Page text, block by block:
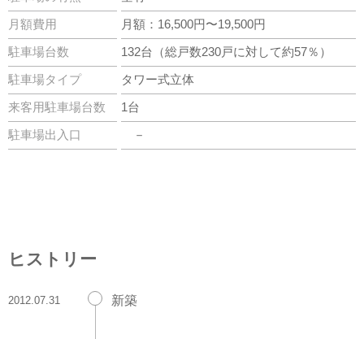
月額費用 月額：16,500円〜19,500円
駐車場台数 132台（総戸数230戸に対して約57％）
駐車場タイプ タワー式立体
来客用駐車場台数 1台
駐車場出入口 －
ヒストリー
2012.07.31 新築